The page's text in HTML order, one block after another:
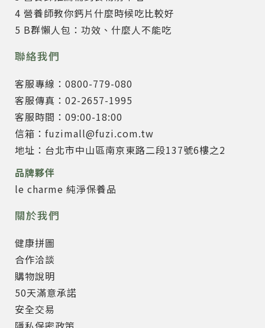
4 營養師教你鈣片什麼時候吃比較好
5 B群懶人包：功效、什麼人不能吃
聯絡我們
客服專線：0800-779-080
客服傳真：02-2657-1995
客服時間：09:00-18:00
信箱：fuzimall@fuzi.com.tw
地址：台北市中山區南京東路二段137號6樓之2
品牌夥伴
le charme 純淨保養品
關於我們
健康拼圖
合作洽談
購物說明
50天滿意承諾
安全交易